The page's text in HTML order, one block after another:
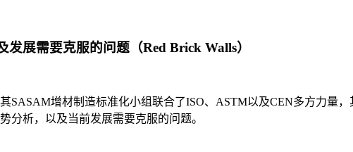
展需要克服的问题（Red Brick Walls）
SASAM增材制造标准化小组联合了ISO、ASTM以及CEN多方力量
分析，以及当前发展需要克服的问题。